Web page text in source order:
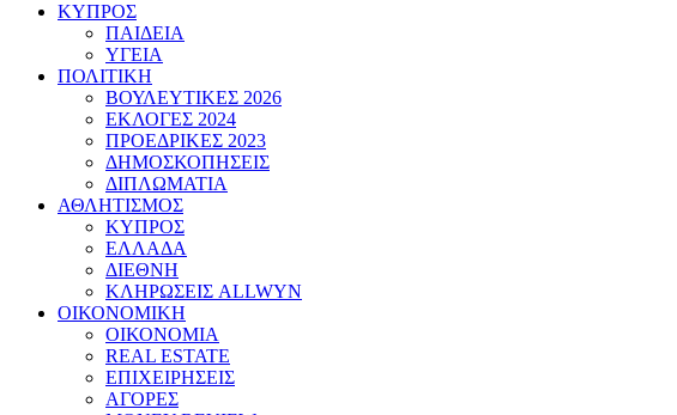
ΚΥΠΡΟΣ
ΠΑΙΔΕΙΑ
ΥΓΕΙΑ
ΠΟΛΙΤΙΚΗ
ΒΟΥΛΕΥΤΙΚΕΣ 2026
ΕΚΛΟΓΕΣ 2024
ΠΡΟΕΔΡΙΚΕΣ 2023
ΔΗΜΟΣΚΟΠΗΣΕΙΣ
ΔΙΠΛΩΜΑΤΙΑ
ΑΘΛΗΤΙΣΜΟΣ
ΚΥΠΡΟΣ
ΕΛΛΑΔΑ
ΔΙΕΘΝΗ
ΚΛΗΡΩΣΕΙΣ ALLWYN
ΟΙΚΟΝΟΜΙΚΗ
ΟΙΚΟΝΟΜΙΑ
REAL ESTATE
ΕΠΙΧΕΙΡΗΣΕΙΣ
ΑΓΟΡΕΣ